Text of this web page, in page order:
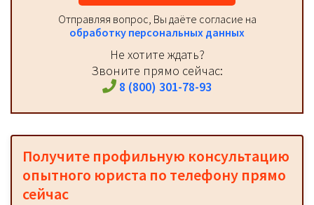
Отправляя вопрос, Вы даёте согласие на
обработку персональных данных
Не хотите ждать?
Звоните прямо сейчас:
8 (800) 301-78-93
Получите профильную консультацию
опытного юриста по телефону прямо
сейчас